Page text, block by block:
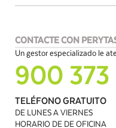
CONTACTE CON
Un gestor especializado le
900 373
TELÉFONO GRATUITO
DE LUNES A VIERNES
HORARIO DE DE OFICINA